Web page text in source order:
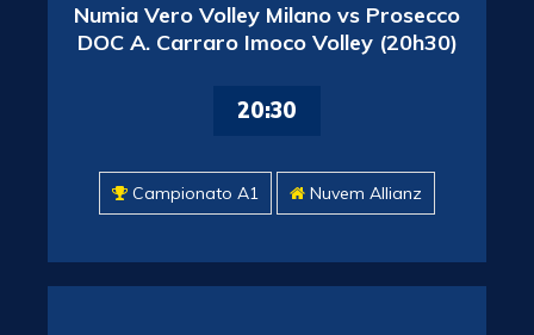
Numia Vero Volley Milano vs Prosecco
DOC A. Carraro Imoco Volley (20h30)
20:30
Campionato A1 Nuvem Allianz